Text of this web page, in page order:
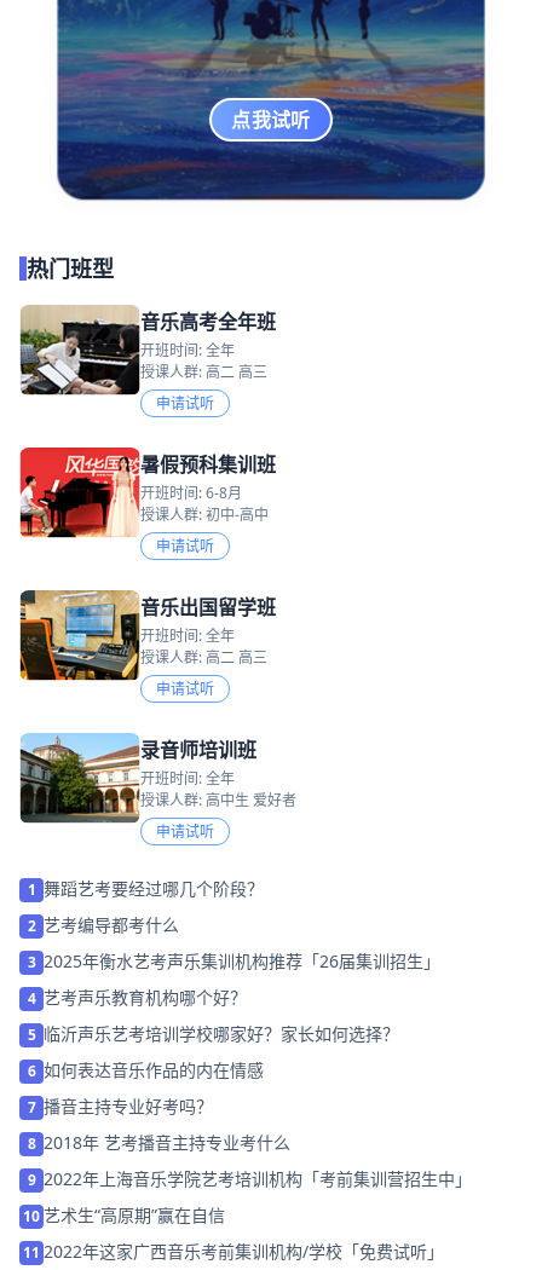
点我试听
热门班型
音乐高考全年班
开班时间: 全年
授课人群: 高二 高三
申请试听
暑假预科集训班
开班时间: 6-8月
授课人群: 初中-高中
申请试听
音乐出国留学班
开班时间: 全年
授课人群: 高二 高三
申请试听
录音师培训班
开班时间: 全年
授课人群: 高中生 爱好者
申请试听
1 舞蹈艺考要经过哪几个阶段？
2 艺考编导都考什么
3 2025年衡水艺考声乐集训机构推荐「26届集训招生」
4 艺考声乐教育机构哪个好？
5 临沂声乐艺考培训学校哪家好？家长如何选择？
6 如何表达音乐作品的内在情感
7 播音主持专业好考吗？
8 2018年 艺考播音主持专业考什么
9 2022年上海音乐学院艺考培训机构「考前集训营招生中」
10艺术生“高原期”赢在自信
11 2022年这家广西音乐考前集训机构/学校「免费试听」